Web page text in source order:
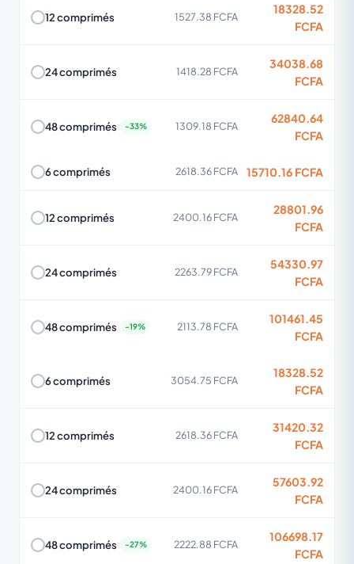
12 comprimés 1527.38 FCFA
18328.52
FCFA
24 comprimés 1418.28 FCFA
34038.68
FCFA
48 comprimés 1309.18 FCFA
62840.64
FCFA
6 comprimés 2618.36 FCFA 15710.16 FCFA
12 comprimés 2400.16 FCFA
28801.96
FCFA
24 comprimés 2263.79 FCFA
54330.97
FCFA
48 comprimés 2113.78 FCFA
101461.45
FCFA
6 comprimés 3054.75 FCFA
18328.52
FCFA
12 comprimés 2618.36 FCFA
31420.32
FCFA
24 comprimés 2400.16 FCFA
57603.92
FCFA
48 comprimés 2222.88 FCFA
106698.17
FCFA